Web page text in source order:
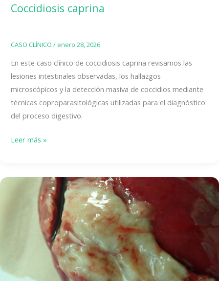
Coccidiosis caprina
CASO CLÍNICO / enero 28, 2026
En este caso clínico de coccidiosis caprina revisamos las
lesiones intestinales observadas, los hallazgos
microscópicos y la detección masiva de coccidios mediante
técnicas coproparasitológicas utilizadas para el diagnóstico
del proceso digestivo.
Coccidiosis
Leer más »